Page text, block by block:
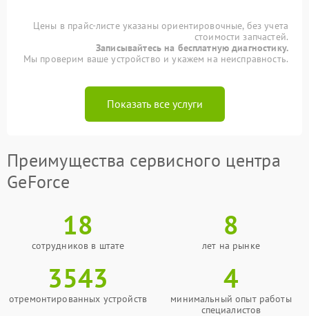
Цены в прайс-листе указаны ориентировочные, без учета
стоимости запчастей.
Записывайтесь на бесплатную диагностику.
Мы проверим ваше устройство и укажем на неисправность.
Показать все услуги
Преимущества сервисного центра
GeForce
18
сотрудников в штате
8
лет на рынке
3543
отремонтированных устройств
4
минимальный опыт работы
специалистов